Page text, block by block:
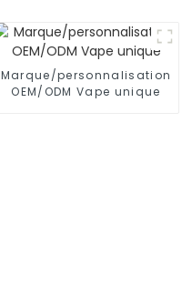
Marque/personnalisation
OEM/ODM Vape unique